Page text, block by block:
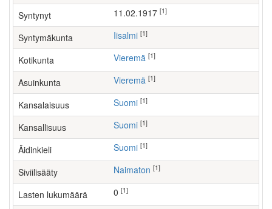
Syntynyt 11.02.1917 [1]
Syntymäkunta Iisalmi [1]
Kotikunta Vieremä [1]
Asuinkunta Vieremä [1]
Kansalaisuus Suomi [1]
Kansallisuus Suomi [1]
Äidinkieli Suomi [1]
Siviilisääty Naimaton [1]
Lasten lukumäärä [1]